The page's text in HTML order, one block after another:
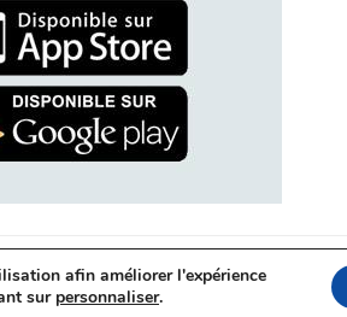
& infos pratiqueset a été consulté
afin améliorer l'expérience
sur personnaliser.